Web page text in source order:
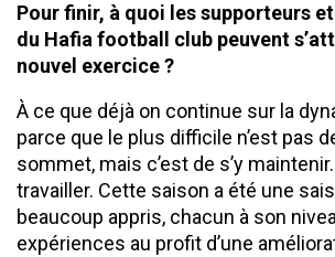
Pour finir, à quoi les supporteurs
du Hafia football club peuvent
nouvel exercice ?
À ce que déjà on continue sur la
parce que le plus difficile n’est pas
sommet, mais c’est de s’y
travailler. Cette saison a été une
beaucoup appris, chacun à son
expériences au profit d’une